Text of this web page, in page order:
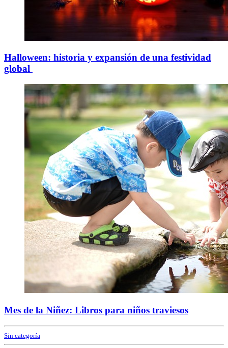
Halloween: historia y expansión de una festividad
global
Mes de la Niñez: Libros para niños traviesos
Sin categoría